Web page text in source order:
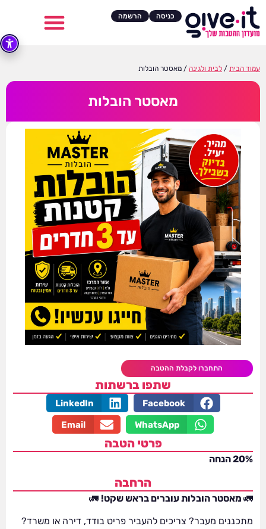
כניסה הרשמה
עמוד הבית / לבית ולגינה / מאסטר הובלות
מאסטר הובלות
התחברו לקבלת ההטבה
שתפו ברשתות
Facebook
LinkedIn
WhatsApp
Email
פרטי הטבה
20% הנחה
הרחבה
🚛 מאסטר הובלות עוברים בראש שקט! 🚛
מתכננים מעבר? צריכים להעביר פריט בודד, דירה או משרד?